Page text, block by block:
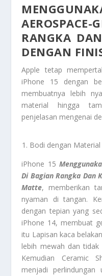
RANGKA
DENGAN
Apple tetap
iPhone 15 dengan
membuatnya lebih
material hingga
penjelasan mengenai
Bodi dengan
iPhone 15
Di Bagian Rangka Dan
Matte, memberikan
nyaman di tangan.
dengan tepian yang
iPhone 14, membuat
itu Lapisan kaca
lebih mewah dan tidak
Kemudian Ceramic
menjadi